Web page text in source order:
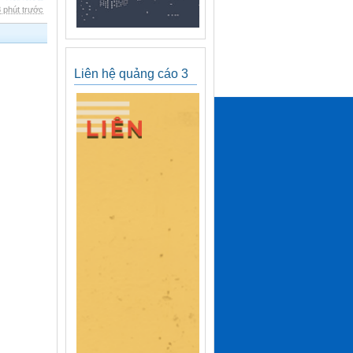
phút trước
Liên hệ quảng cáo 3